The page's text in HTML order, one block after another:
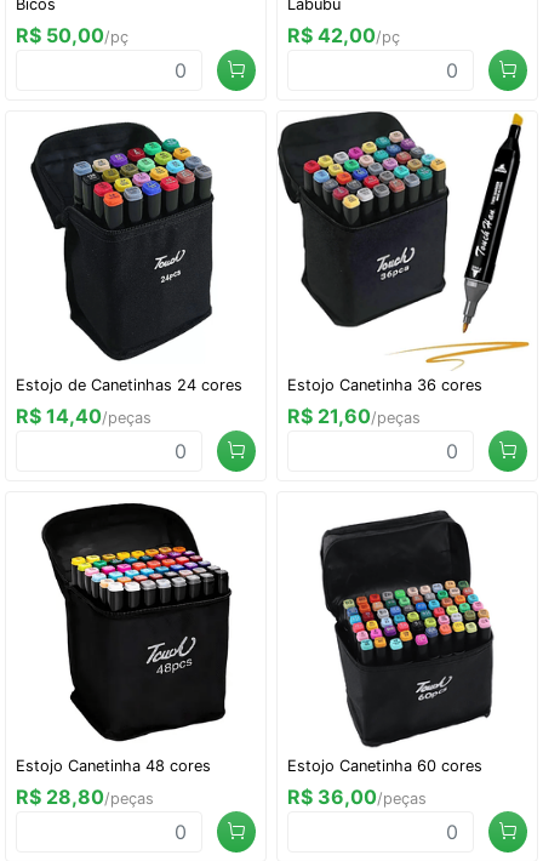
Bicos
R$ 50,00/pç
Labubu
R$ 42,00/pç
Estojo de Canetinhas 24 cores
R$ 14,40/peças
Estojo Canetinha 36 cores
R$ 21,60/peças
Estojo Canetinha 48 cores
R$ 28,80/peças
Estojo Canetinha 60 cores
R$ 36,00/peças